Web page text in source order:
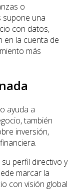
o
supone una
con datos,
en la cuenta de
más
ayuda a
también
inversión,
perfil directivo y
marcar la
con visión global